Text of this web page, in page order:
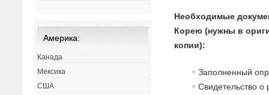
Необходимые
Корею (нужны в
копии):
Заполненный
Свидетельство о
Америка:
Канада
Мексика
США